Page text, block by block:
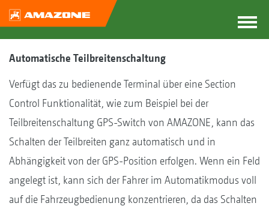
Automatische Teilbreitenschaltung
Verfügt das zu bedienende Terminal über eine Section
Control Funktionalität, wie zum Beispiel bei der
Teilbreitenschaltung GPS-Switch von AMAZONE, kann das
Schalten der Teilbreiten ganz automatisch und in
Abhängigkeit von der GPS-Position erfolgen. Wenn ein Feld
angelegt ist, kann sich der Fahrer im Automatikmodus voll
auf die Fahrzeugbedienung konzentrieren, da das Schalten